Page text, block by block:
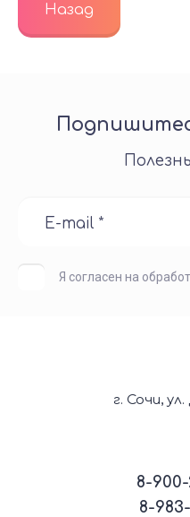
Назад
Я согласен на
г. Сочи,
8-900-
8-